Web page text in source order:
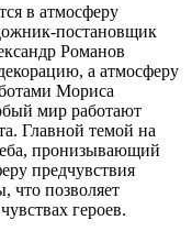
в атмосферу
постановщик
Романов
а атмосферу
Мориса
мир работают
Главной темой на
пронизывающий
предчувствия
что позволяет
героев.